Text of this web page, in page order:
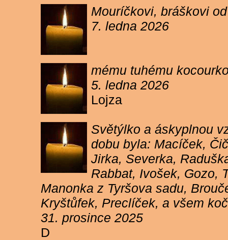
Mouríčkovi, bráškovi
7. ledna 2026
mému tuhému
5. ledna 2026
Lojza
Světýlko a áskyplnou
dobu byla: Macíček,
Jirka, Severka,
Rabbat, Ivošek, Gozo,
Manonka z Tyršova sadu,
Kryštůfek, Preclíček, a všem
31. prosince 2025
D